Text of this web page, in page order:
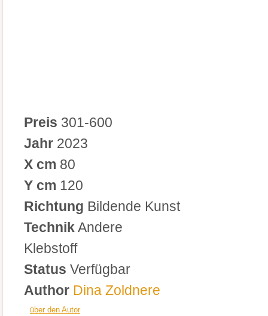
Preis 301-600
Jahr 2023
X cm 80
Y cm 120
Richtung Bildende Kunst
TechnikAndere
Klebstoff
Status Verfügbar
Author Dina Zoldnere
über den Autor